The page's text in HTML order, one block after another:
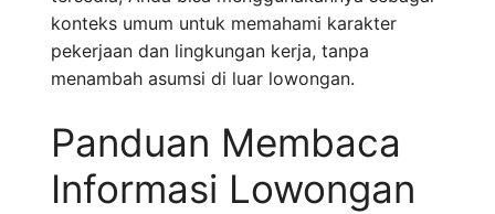
konteks umum untuk memahami karakter
pekerjaan dan lingkungan kerja, tanpa
menambah asumsi di luar lowongan.
Panduan Membaca
Informasi Lowongan